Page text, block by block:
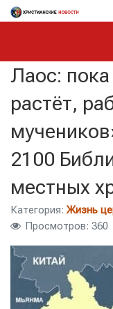
Лаос:
растёт,
2100
местных
Категория: Жизнь
Просмотров: 360